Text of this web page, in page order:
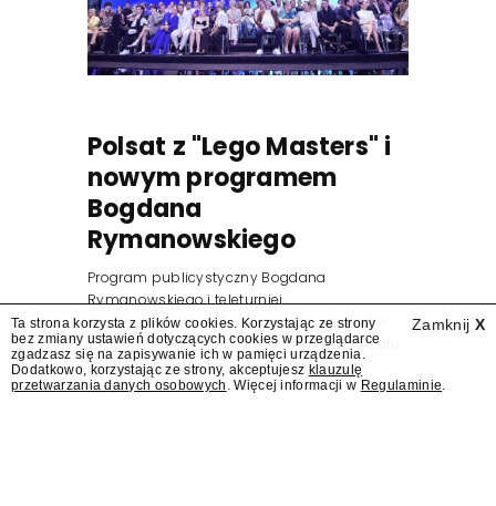
Polsat z "Lego Masters" i
nowym programem
Bogdana
Rymanowskiego
Program publicystyczny Bogdana
Rymanowskiego i teleturniej
muzyczny "Hitster. Muzyczna gra przebojów"
znajdą się wśród jesiennych nowości Polsatu.
Polsat przejmuje od TVN program "Lego
Masters".
Zamknij X
Ta strona korzysta z plików cookies. Korzystając ze strony
bez zmiany ustawień dotyczących cookies w przeglądarce
zgadzasz się na zapisywanie ich w pamięci urządzenia.
Dodatkowo, korzystając ze strony, akceptujesz klauzulę
przetwarzania danych osobowych . Więcej informacji w Regulaminie.